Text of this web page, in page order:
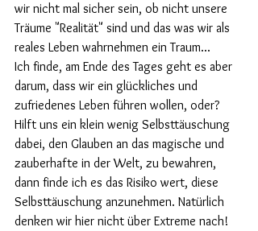
wir nicht mal sicher sein, ob nicht unsere
Träume "Realität" sind und das was wir als
reales Leben wahrnehmen ein Traum...
Ich finde, am Ende des Tages geht es aber
darum, dass wir ein glückliches und
zufriedenes Leben führen wollen, oder?
Hilft uns ein klein wenig Selbsttäuschung
dabei, den Glauben an das magische und
zauberhafte in der Welt, zu bewahren,
dann finde ich es das Risiko wert, diese
Selbsttäuschung anzunehmen. Natürlich
denken wir hier nicht über Extreme nach!